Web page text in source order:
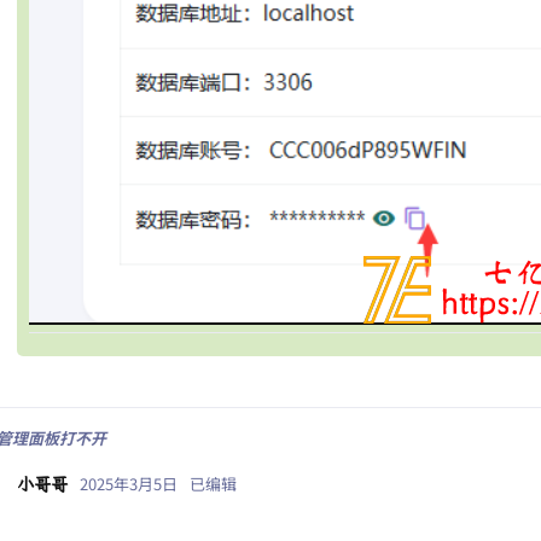
理面板打不开
小哥哥 2025年3月5日 已编辑